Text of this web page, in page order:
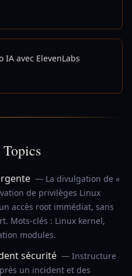
IA avec ElevenLabs
Topics
— La divulgation de «
de privilèges Linux
accès root immédiat, sans
Mots-clés : Linux kernel,
modules.
sécurité — Instructure
un incident et des